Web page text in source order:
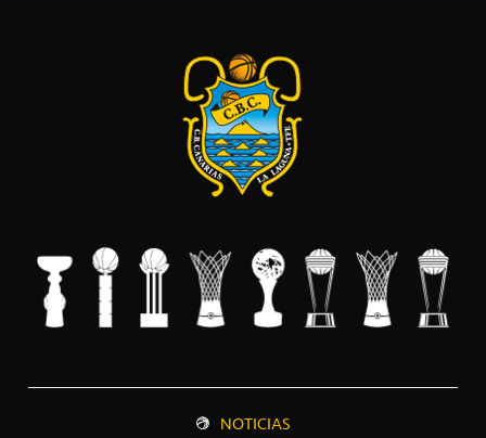
NOTICIAS